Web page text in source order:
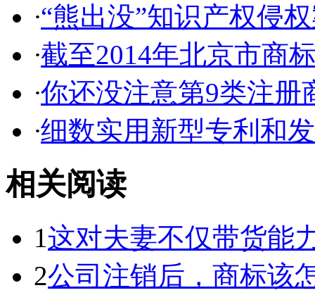
·“熊出没”知识产权侵
·截至2014年北京市商
·你还没注意第9类注册
·细数实用新型专利和
相关阅读
1这对夫妻不仅带货能
2公司注销后，商标该